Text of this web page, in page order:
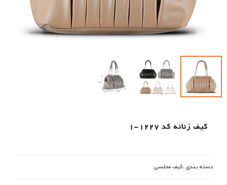
کیف زنانه کد 1227-1
دسته بندی :کیف مجلسی